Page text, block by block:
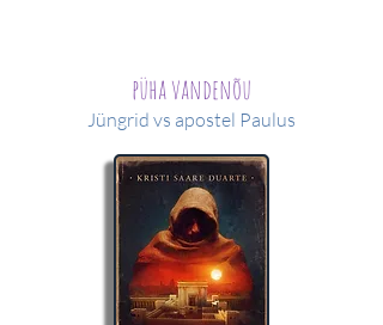
püha vandenõu
Jüngrid vs apostel Paulus